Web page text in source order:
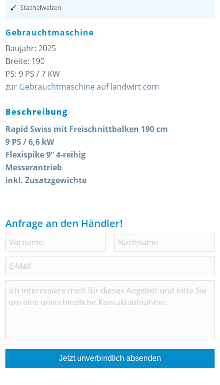
Stachelwalzen
Gebrauchtmaschine
Baujahr: 2025
Breite: 190
PS: 9 PS / 7 KW
zur Gebrauchtmaschine auf landwirt.com
Beschreibung
Rapid Swiss mit Freischnittbalken 190 cm
9 PS / 6,6 kW
Flexispike 9“ 4-reihig
Messerantrieb
inkl. Zusatzgewichte
Anfrage an den Händler!
Jetzt unverbindlich absenden